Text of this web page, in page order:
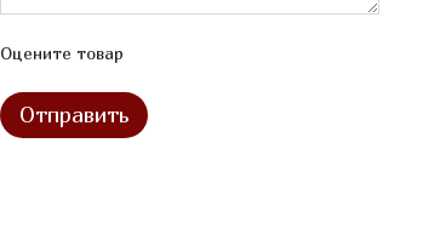
Оцените товар
Отправить